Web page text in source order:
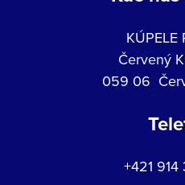
KÚPELE
Červený
059 06
+421